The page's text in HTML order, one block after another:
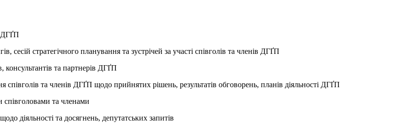
ДГҐП
сесій стратегічного планування та зустрічей за участі співголів та членів ДГҐП
консультантів та партнерів ДГҐП
та членів ДГҐП щодо прийнятих рішень, результатів обговорень, планів діяльності ДГҐП
співголовами та членами
діяльності та досягнень, депутатських запитів